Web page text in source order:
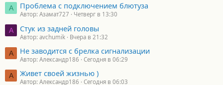
А Проблема с подключением блютуза
Автор: Азамат727 Четверг в 13:30
A Стук из задней головы
Автор: avchumik Вчера в 21:32
А Не заводится с брелка сигнализации
Автор: Александр186 Сегодня в 06:29
А Живет своей жизнью )
Автор: Александр186 Сегодня в 06:03